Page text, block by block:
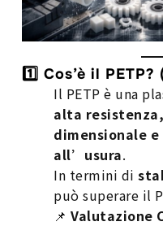
1️⃣ Cos’è il
Il PETP è una
alta
dimensionale
all’usura.
In termini di
può superare il
📌Valutazione